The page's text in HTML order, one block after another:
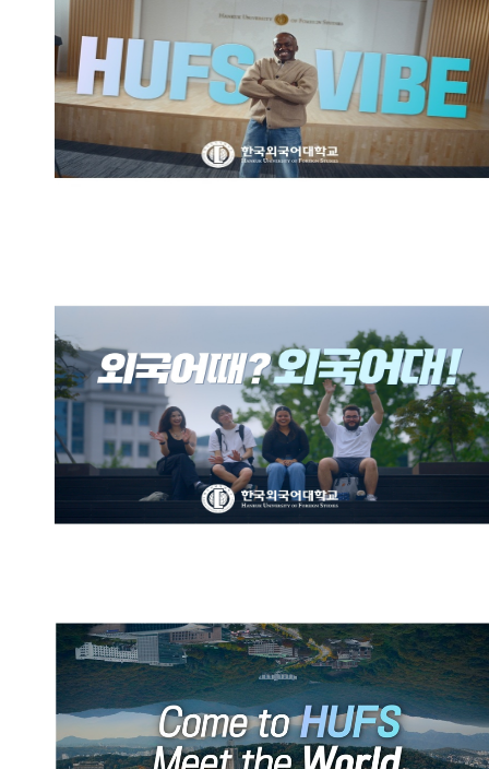
한국외국어대학교 브랜드영상:
HUFS VIBE
한국외국어대학교 브랜드영상:
외국어때? 외국어대!
HUFS Official Promotional
Video (English)